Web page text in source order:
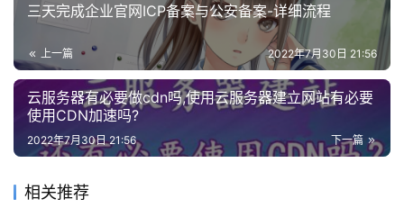
公
告
问
答
区
三天完成企业官网ICP备案与公安备案-详细流程
上一篇 2022年7月30日 21:56
云服务器有必要做cdn吗,使用云服务器建立网站有必要
使用CDN加速吗?
下一篇
2022年7月30日 21:56
相关推荐